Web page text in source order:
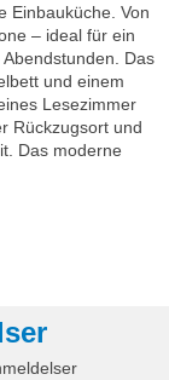
Einbauküche. Von
– ideal für ein
Das
und einem
Lesezimmer
Rückzugsort und
Das moderne